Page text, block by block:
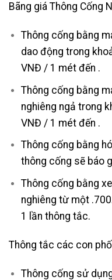
Bãng giá Thông Cống
Thông cống bằng
dao động trong
VNĐ / 1 mét đến .
Thông cống bằng
nghiêng ngả trong
VNĐ / 1 mét đến .
Thông cống bằng
thông cống sẽ báo
Thông cống bằng
nghiêng từ một
1 lần thông tắc.
Thông tắc các con
Thông cống sử